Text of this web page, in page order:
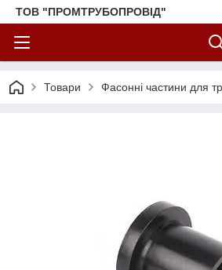
ТОВ "ПРОМТРУБОПРОВІД"
Товари Фасонні частини для